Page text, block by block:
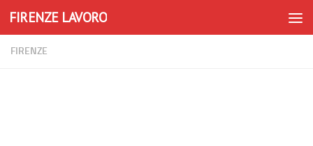
Skip to content
FIRENZE LAVORO
FIRENZE